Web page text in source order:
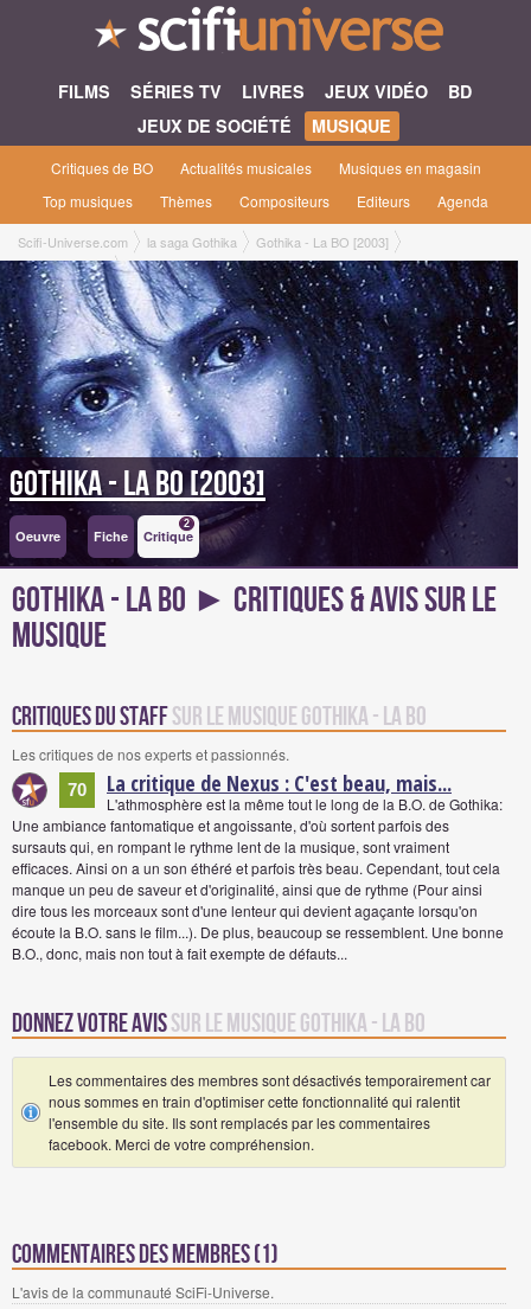
FILMS SÉRIES TV LIVRES JEUX VIDÉO
BD
JEUX DE SOCIÉTÉ
MUSIQUE
Critiques de BO Actualités musicales
Musiques en magasin
Top musiques
Thèmes Compositeurs Editeurs Agenda
Scifi-Universe.com la saga Gothika
Gothika - La BO [2003]
Critiques & Avis
Gothika - La BO [2003]
Oeuvre Fiche Critique
2
Gothika - La BO ► Critiques & avis sur le
musique
Critiques du staffsur le musique Gothika - La BO
Les critiques de nos experts et passionnés.
70
La critique de Nexus : C'est beau, mais...
L'athmosphère est la même tout le long de la B.O. de Gothika:
Une ambiance fantomatique et angoissante, d'où sortent parfois des
sursauts qui, en rompant le rythme lent de la musique, sont vraiment
efficaces. Ainsi on a un son éthéré et parfois très beau. Cependant, tout cela
manque un peu de saveur et d'originalité, ainsi que de rythme (Pour ainsi
dire tous les morceaux sont d'une lenteur qui devient agaçante lorsqu'on
écoute la B.O. sans le film...). De plus, beaucoup se ressemblent. Une bonne
B.O., donc, mais non tout à fait exempte de défauts...
Donnez votre avissur le musique Gothika - La BO
Les commentaires des membres sont désactivés temporairement car
nous sommes en train d'optimiser cette fonctionnalité qui ralentit
l'ensemble du site. Ils sont remplacés par les commentaires
facebook. Merci de votre compréhension.
Commentaires des membres (1)
L'avis de la communauté SciFi-Universe.